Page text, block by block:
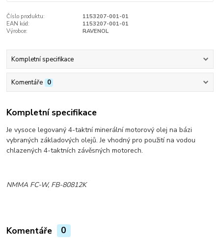
Číslo produktu:
1153207-001-01
EAN kód:
1153207-001-01
Výrobce:
RAVENOL
Kompletní specifikace
Komentáře 0
Kompletní specifikace
Je vysoce legovaný 4-taktní minerální motorový olej na bázi
vybraných základových olejů. Je vhodný pro použití na vodou
chlazených 4-taktních závěsných motorech.
NMMA FC-W, FB-80812K
Komentáře 0